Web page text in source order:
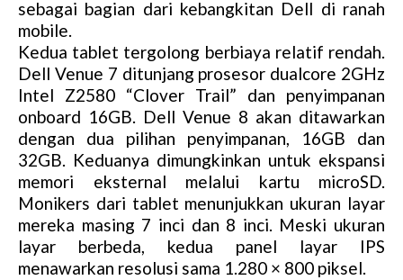
sebagai bagian dari kebangkitan Dell di ranah
mobile.
Kedua tablet tergolong berbiaya relatif rendah.
Dell Venue 7 ditunjang prosesor dualcore 2GHz
Intel Z2580 “Clover Trail” dan penyimpanan
onboard 16GB. Dell Venue 8 akan ditawarkan
dengan dua pilihan penyimpanan, 16GB dan
32GB. Keduanya dimungkinkan untuk ekspansi
memori eksternal melalui kartu microSD.
Monikers dari tablet menunjukkan ukuran layar
mereka masing 7 inci dan 8 inci. Meski ukuran
layar berbeda, kedua panel layar IPS
menawarkan resolusi sama 1.280 × 800 piksel.